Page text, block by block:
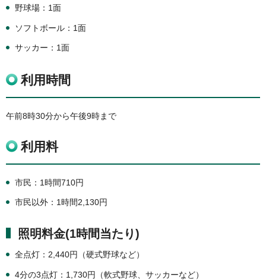
野球場：1面
ソフトボール：1面
サッカー：1面
利用時間
午前8時30分から午後9時まで
利用料
市民：1時間710円
市民以外：1時間2,130円
照明料金(1時間当たり)
全点灯：2,440円（硬式野球など）
4分の3点灯：1,730円（軟式野球、サッカーなど）